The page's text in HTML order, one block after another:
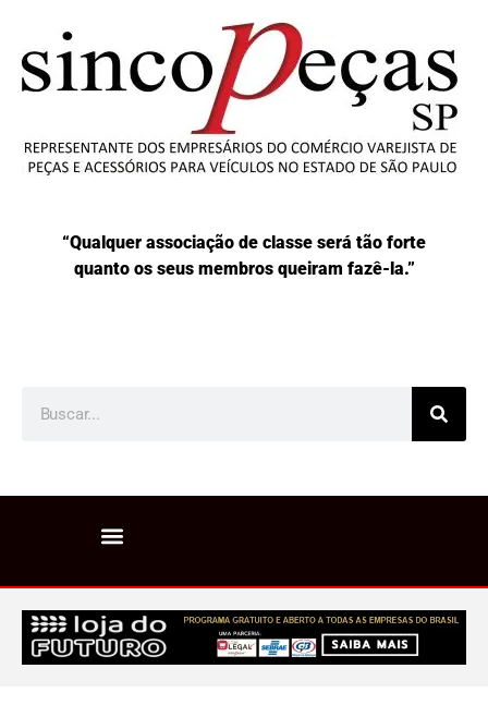
“Qualquer associação de classe será tão forte
quanto os seus membros queiram fazê-la.”